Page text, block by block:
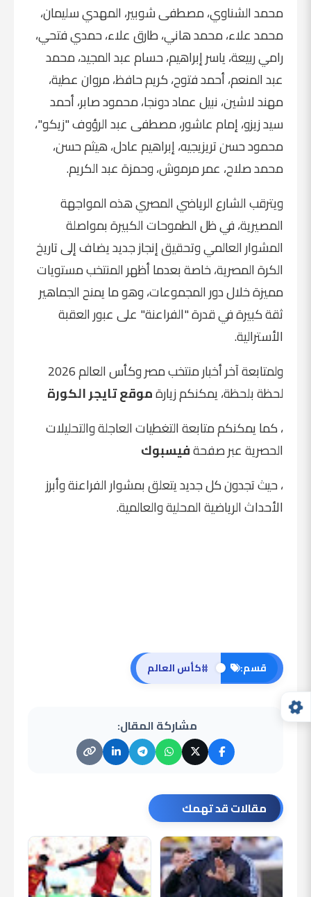
محمد الشناوي، مصطفى شوبير، المهدي سليمان،
محمد علاء، محمد هاني، طارق علاء، حمدي فتحي،
رامي ربيعة، ياسر إبراهيم، حسام عبد المجيد، محمد
عبد المنعم، أحمد فتوح، كريم حافظ، مروان عطية،
مهند لاشين، نبيل عماد دونجا، محمود صابر، أحمد
سيد زيزو، إمام عاشور، مصطفى عبد الرؤوف "زيكو"،
محمود حسن تريزيجيه، إبراهيم عادل، هيثم حسن،
محمد صلاح، عمر مرموش، وحمزة عبد الكريم.
ويترقب الشارع الرياضي المصري هذه المواجهة
المصيرية، في ظل الطموحات الكبيرة بمواصلة
المشوار العالمي وتحقيق إنجاز جديد يضاف إلى تاريخ
الكرة المصرية، خاصة بعدما أظهر المنتخب مستويات
مميزة خلال دور المجموعات، وهو ما يمنح الجماهير
ثقة كبيرة في قدرة "الفراعنة" على عبور العقبة
الأسترالية.
ولمتابعة آخر أخبار منتخب مصر وكأس العالم 2026
لحظة بلحظة، يمكنكم زيارةموقع تايجر الكورة
، كما يمكنكم متابعة التغطيات العاجلة والتحليلات
الحصرية عبر صفحةفيسبوك
، حيث تجدون كل جديد يتعلق بمشوار الفراعنة وأبرز
الأحداث الرياضية المحلية والعالمية.
قسم: #كأس العالم
مشاركة المقال:
مقالات قد تهمك